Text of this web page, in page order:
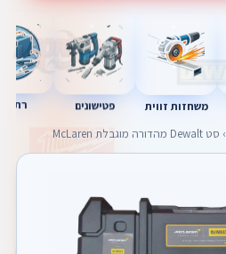
משחזות זווית פטישונים
› סט Dewalt מהדורה מוגבלת McLaren